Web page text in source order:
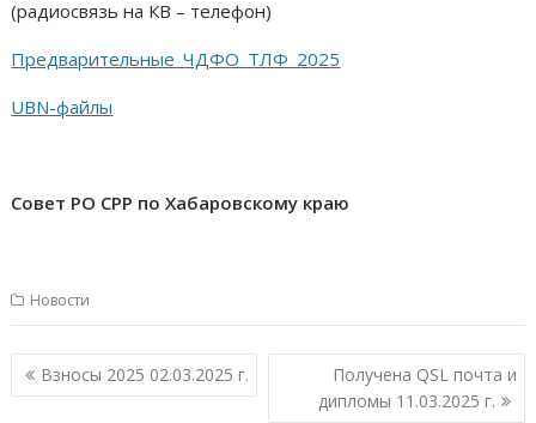
(радиосвязь на КВ – телефон)
Предварительные_ЧДФО_ТЛФ_2025
UBN-файлы
Совет РО СРР по Хабаровскому краю
Новости
Навигация
по
Взносы 2025 02.03.2025 г.
Получена QSL почта и
дипломы 11.03.2025 г.